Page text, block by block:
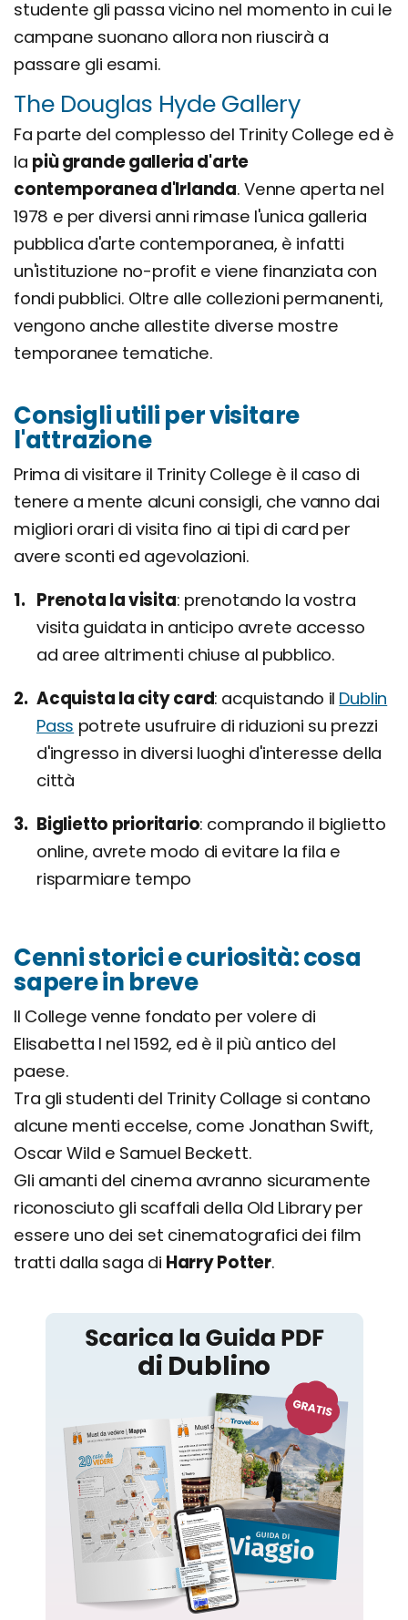
studente gli passa vicino nel momento in cui le
campane suonano allora non riuscirà a
passare gli esami.
The Douglas Hyde Gallery
Fa parte del complesso del Trinity College ed è
la più grande galleria d'arte
contemporanea d'Irlanda. Venne aperta nel
1978 e per diversi anni rimase l'unica galleria
pubblica d'arte contemporanea, è infatti
un'istituzione no-profit e viene finanziata con
fondi pubblici. Oltre alle collezioni permanenti,
vengono anche allestite diverse mostre
temporanee tematiche.
Consigli utili per visitare
l'attrazione
Prima di visitare il Trinity College è il caso di
tenere a mente alcuni consigli, che vanno dai
migliori orari di visita fino ai tipi di card per
avere sconti ed agevolazioni.
Prenota la visita prenotando la vostra
visita guidata in anticipo avrete accesso
ad aree altrimenti chiuse al pubblico.
Acquista la city card acquistando il Dublin
Pass potrete usufruire di riduzioni su prezzi
d'ingresso in diversi luoghi d'interesse della
città
Biglietto prioritario comprando il biglietto
online, avrete modo di evitare la fila e
risparmiare tempo
Cenni storici e curiosità: cosa
sapere in breve
Il College venne fondato per volere di
Elisabetta I nel 1592, ed è il più antico del
paese.
Tra gli studenti del Trinity Collage si contano
alcune menti eccelse, come Jonathan Swift,
Oscar Wild e Samuel Beckett.
Gli amanti del cinema avranno sicuramente
riconosciuto gli scaffali della Old Library per
essere uno dei set cinematografici dei film
tratti dalla saga di Harry Potter.
Dublino